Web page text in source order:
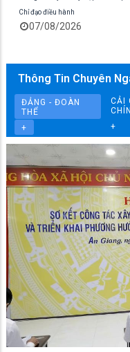
Chỉ đạo điều hành
07/08/2026
Thông Tin Chuyên
ĐẢNG - ĐOÀN
THỂ
+
CẢI
+